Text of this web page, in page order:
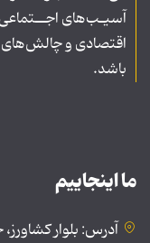
آسیـب‌های
اقتصادی و
باشد.
ما اینجاییم
آدرس: بلوار